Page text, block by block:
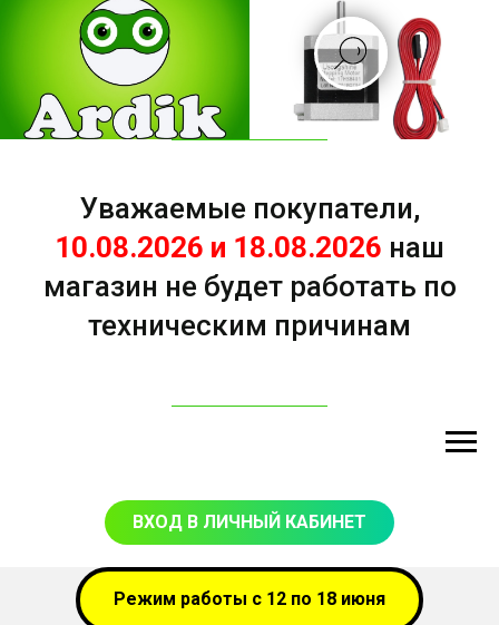
Уважаемые покупатели,
10.08.2026 и 18.08.2026 наш
магазин не будет работать по
техническим причинам
ВХОД В ЛИЧНЫЙ КАБИНЕТ
Режим работы с 12 по 18 июня